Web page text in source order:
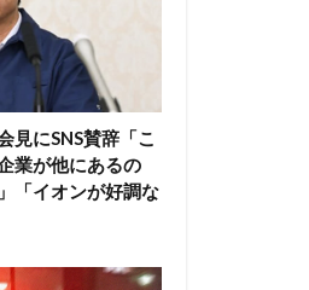
見にSNS賛辞「こ
業が他にあるの
「イオンが好調な